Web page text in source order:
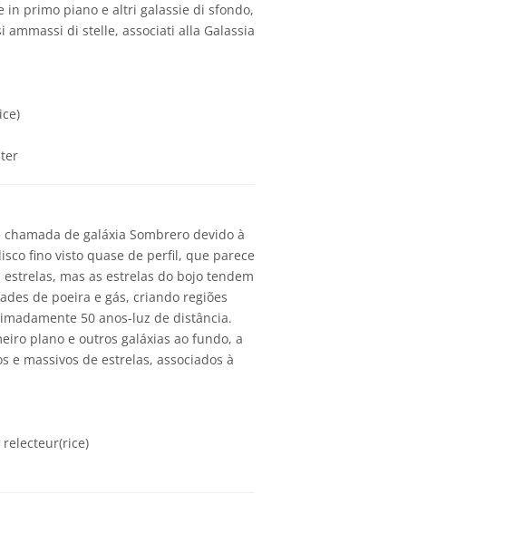
primo piano e altri galassie di sfondo,
di stelle, associati alla Galassia
de galáxia Sombrero devido à
fino visto quase de perfil, que parece
mas as estrelas do bojo tendem
de poeira e gás, criando regiões
50 anos-luz de distância.
plano e outros galáxias ao fundo, a
e massivos de estrelas, associados à
relecteur(rice)